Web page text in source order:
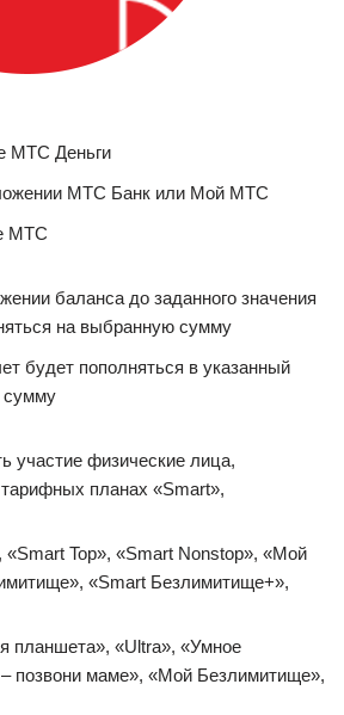
МТС Деньги
МТС Банк или Мой МТС
МТС
баланса до заданного значения
на выбранную сумму
будет пополняться в указанный
сумму
участие физические лица,
планах «Smart»,
Top», «Smart Nonstop», «Мой
«Smart Безлимитище+»,
планшета», «Ultra», «Умное
– позвони маме», «Мой Безлимитище»,